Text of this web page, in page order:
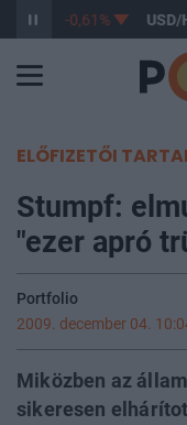
363,17 -0,61% USD/
ELŐFIZETŐI
Stumpf:
"ezer apró
Portfolio
2009. december 04.
Miközben az
sikeresen